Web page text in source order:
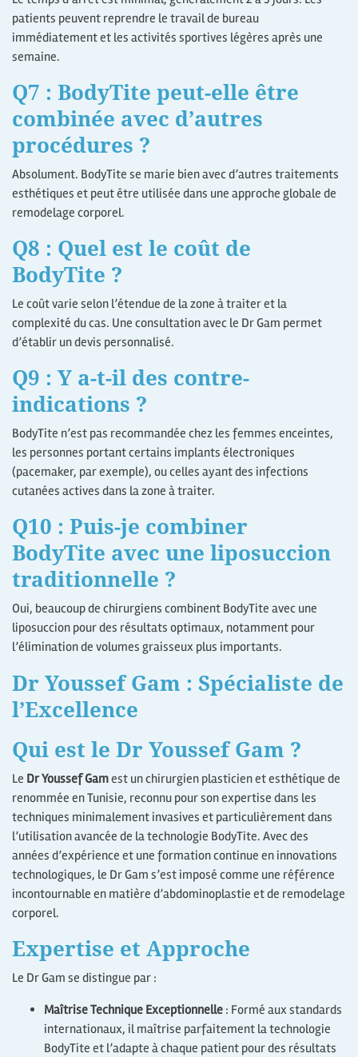
patients peuvent reprendre le travail de bureau
immédiatement et les activités sportives légères après une
semaine.
Q7 : BodyTite peut-elle être
combinée avec d’autres
procédures ?
Absolument. BodyTite se marie bien avec d’autres traitements
esthétiques et peut être utilisée dans une approche globale de
remodelage corporel.
Q8 : Quel est le coût de
BodyTite ?
Le coût varie selon l’étendue de la zone à traiter et la
complexité du cas. Une consultation avec le Dr Gam permet
d’établir un devis personnalisé.
Q9 : Y a-t-il des contre-
indications ?
BodyTite n’est pas recommandée chez les femmes enceintes,
les personnes portant certains implants électroniques
(pacemaker, par exemple), ou celles ayant des infections
cutanées actives dans la zone à traiter.
Q10 : Puis-je combiner
BodyTite avec une liposuccion
traditionnelle ?
Oui, beaucoup de chirurgiens combinent BodyTite avec une
liposuccion pour des résultats optimaux, notamment pour
l’élimination de volumes graisseux plus importants.
Dr Youssef Gam : Spécialiste de
l’Excellence
Qui est le Dr Youssef Gam ?
Le Dr Youssef Gamest un chirurgien plasticien et esthétique de
renommée en Tunisie, reconnu pour son expertise dans les
techniques minimalement invasives et particulièrement dans
l’utilisation avancée de la technologie BodyTite. Avec des
années d’expérience et une formation continue en innovations
technologiques, le Dr Gam s’est imposé comme une référence
incontournable en matière d’abdominoplastie et de remodelage
corporel.
Expertise et Approche
Le Dr Gam se distingue par :
Maîtrise Technique Exceptionnelle : Formé aux standards
internationaux, il maîtrise parfaitement la technologie
BodyTite et l’adapte à chaque patient pour des résultats